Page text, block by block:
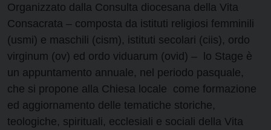
Organizzato dalla Consulta diocesana della Vita
Consacrata – composta da istituti religiosi femminili
(usmi) e maschili (cism), istituti secolari (ciis), ordo
virginum (ov) ed ordo viduarum (ovid) – lo Stage è
un appuntamento annuale, nel periodo pasquale,
che si propone alla Chiesa locale come formazione
ed aggiornamento delle tematiche storiche,
teologiche, spirituali, ecclesiali e sociali della Vita